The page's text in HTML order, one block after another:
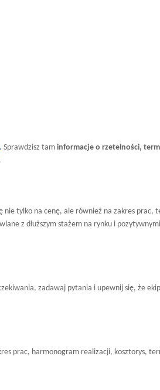
. Sprawdzisz tam informacje o rzetelności,
tylko na cenę, ale również na zakres prac,
z dłuższym stażem na rynku i
zadawaj pytania i upewnij się, że
prac, harmonogram realizacji, kosztorys,